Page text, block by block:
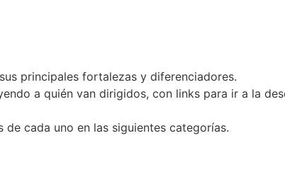
principales fortalezas y diferenciadores.
a quién van dirigidos, con links para ir a la
cada uno en las siguientes categorías.